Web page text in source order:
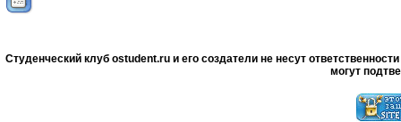
Студенческий клуб ostudent.ru и его создатели не несут
могут